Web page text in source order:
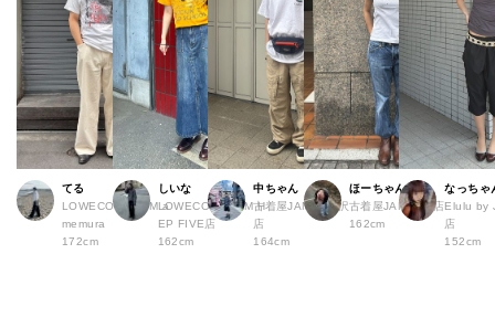
てる
LOWECO by JAM a
memura
172cm
しいな
LOWECO by JAM H
EP FIVE店
162cm
中ちゃん
古着屋JAM 下北沢
店
164cm
ほーちゃん
古着屋JAM 広島店
162cm
なっちゃ
Elulu by
店
152cm